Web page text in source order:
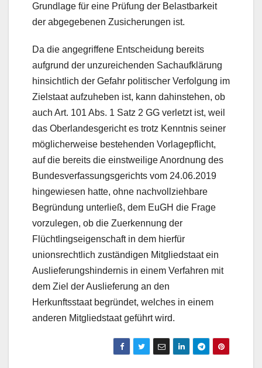
Grundlage für eine Prüfung der Belastbarkeit
der abgegebenen Zusicherungen ist.
Da die angegriffene Entscheidung bereits
aufgrund der unzureichenden Sachaufklärung
hinsichtlich der Gefahr politischer Verfolgung im
Zielstaat aufzuheben ist, kann dahinstehen, ob
auch Art. 101 Abs. 1 Satz 2 GG verletzt ist, weil
das Oberlandesgericht es trotz Kenntnis seiner
möglicherweise bestehenden Vorlagepflicht,
auf die bereits die einstweilige Anordnung des
Bundesverfassungsgerichts vom 24.06.2019
hingewiesen hatte, ohne nachvollziehbare
Begründung unterließ, dem EuGH die Frage
vorzulegen, ob die Zuerkennung der
Flüchtlingseigenschaft in dem hierfür
unionsrechtlich zuständigen Mitgliedstaat ein
Auslieferungshindernis in einem Verfahren mit
dem Ziel der Auslieferung an den
Herkunftsstaat begründet, welches in einem
anderen Mitgliedstaat geführt wird.